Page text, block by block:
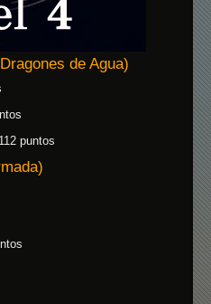
de Agua)
puntos